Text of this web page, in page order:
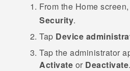
HỖ TRỢFrom the Home
Security.
Tap Device
Tap the administrator
Activate or Deactivate.